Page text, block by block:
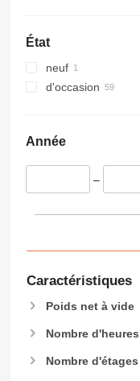
État
neuf
d'occasion
Année
–
Caractéristiques
Poids net à vide
Nombre d'heures
Nombre d'étages